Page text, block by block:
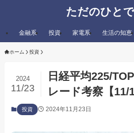
ただのひとで
金融系 投資 家電系 生活の知恵
ホーム 投資
日経平均225/
レード考察【11/
2024
11/23
投資 2024年11月23日